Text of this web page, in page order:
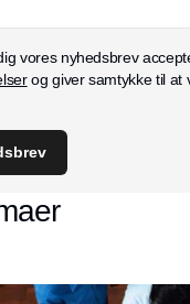
vores nyhedsbrev
og giver samtykke til at